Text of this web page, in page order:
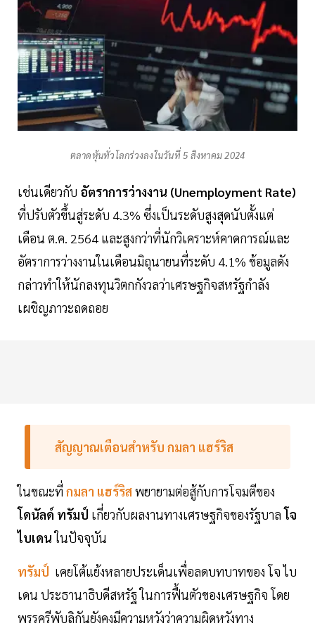
ตลาดหุ้นทั่วโลกร่วงลงในวันที่ 5 สิงหาคม 2024
เช่นเดียวกับ อัตราการว่างงาน (Unemployment Rate)
ที่ปรับตัวขึ้นสู่ระดับ 4.3% ซึ่งเป็นระดับสูงสุดนับตั้งแต่
เดือน ต.ค. 2564 และสูงกว่าที่นักวิเคราะห์คาดการณ์และ
อัตราการว่างงานในเดือนมิถุนายนที่ระดับ 4.1% ข้อมูลดัง
กล่าวทำให้นักลงทุนวิตกกังวลว่าเศรษฐกิจสหรัฐกำลัง
เผชิญภาวะถดถอย
สัญญาณเตือนสำหรับ กมลา แฮร์ริส
ในขณะที่ กมลา แฮร์ริสพยายามต่อสู้กับการโจมตีของ
โดนัลด์ ทรัมป์ เกี่ยวกับผลงานทางเศรษฐกิจของรัฐบาลโจ
ไบเดนในปัจจุบัน
ทรัมป์ เคยโต้แย้งหลายประเด็นเพื่อลดบทบาทของ โจ ไบ
เดน ประธานาธิบดีสหรัฐ ในการฟื้นตัวของเศรษฐกิจ โดย
พรรครีพับลิกันยังคงมีความหวังว่าความผิดหวังทาง